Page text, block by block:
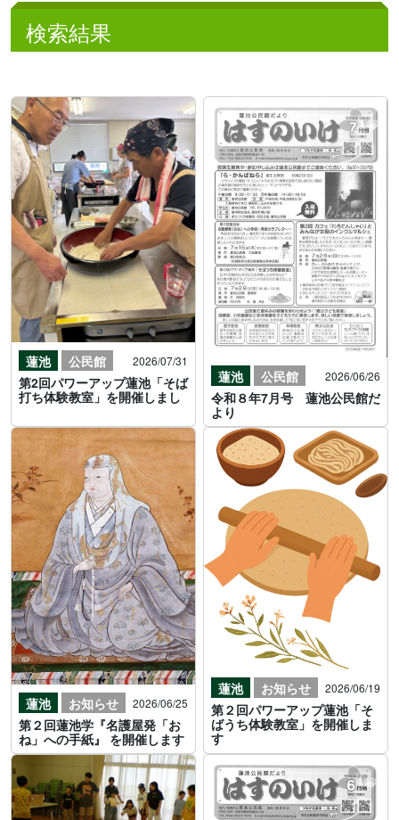
検索結果
蓮池 公民館 2026/07/31
第2回パワーアップ蓮池「そば
打ち体験教室」を開催しまし
蓮池 公民館 2026/06/26
令和８年7月号 蓮池公民館だ
より
蓮池 お知らせ 2026/06/25
第２回蓮池学『名護屋発「お
ね」への手紙』 を開催します
蓮池 お知らせ 2026/06/19
第２回パワーアップ蓮池「そ
ばうち体験教室」を開催しま
す